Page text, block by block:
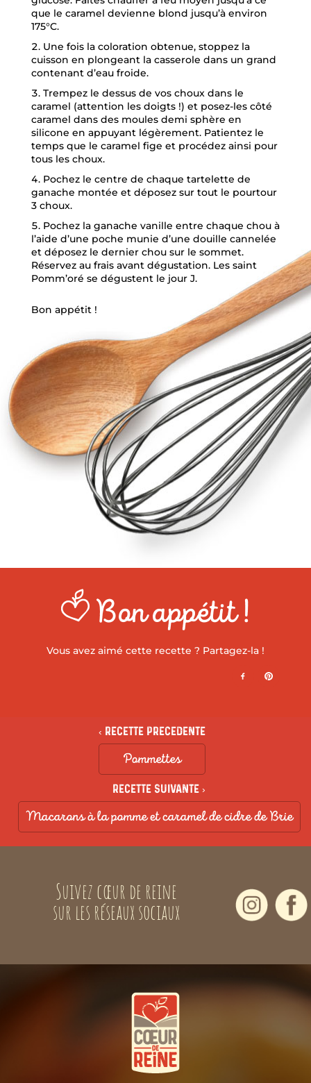
que le caramel devienne blond jusqu’à environ
175°C.
Une fois la coloration obtenue, stoppez la
cuisson en plongeant la casserole dans un grand
contenant d’eau froide.
Trempez le dessus de vos choux dans le
caramel (attention les doigts !) et posez-les côté
caramel dans des moules demi sphère en
silicone en appuyant légèrement. Patientez le
temps que le caramel fige et procédez ainsi pour
tous les choux.
Pochez le centre de chaque tartelette de
ganache montée et déposez sur tout le pourtour
3 choux.
Pochez la ganache vanille entre chaque chou à
l’aide d’une poche munie d’une douille cannelée
et déposez le dernier chou sur le sommet.
Réservez au frais avant dégustation. Les saint
Pomm’oré se dégustent le jour J.
Bon appétit !
Bon appétit !
Vous avez aimé cette recette ? Partagez-la !
‹ Recette precedente
Pommettes
Recette suivante ›
Macarons à la pomme et caramel de cidre de Brie
Suivez cœur de reine
sur les réseaux sociaux